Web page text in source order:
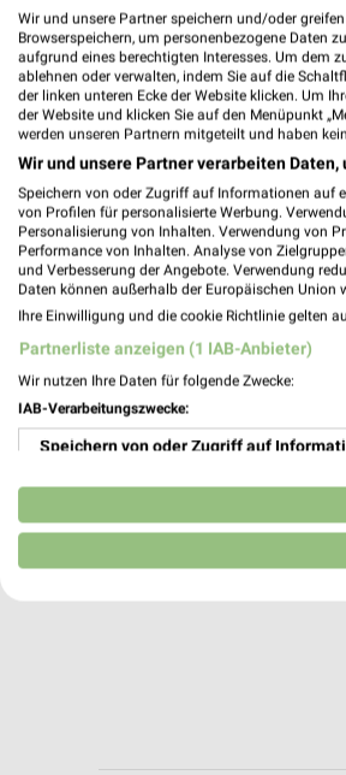
Apollo
Wunstorf,
269,70 km
Apollo Angebote
Hannover,
249,09 km
Wir und unsere Partner speichern und/oder
Browserspeichern, um personenbezogene Daten
aufgrund eines berechtigten Interesses. Um dem
ablehnen oder verwalten, indem Sie auf die
der linken unteren Ecke der Website klicken. Um
der Website und klicken Sie auf den Menüpunkt
werden unseren Partnern mitgeteilt und haben
Wir und unsere Partner verarbeiten
Speichern von oder Zugriff auf Informationen auf
von Profilen für personalisierte Werbung.
Personalisierung von Inhalten. Verwendung von
Performance von Inhalten. Analyse von
und Verbesserung der Angebote. Verwendung
Daten können außerhalb der Europäischen Union
Ihre Einwilligung und die cookie Richtlinie gelten
Partnerliste anzeigen (1 IAB-Anbieter)
Wir nutzen Ihre Daten für folgende Zwecke:
IAB-Verarbeitungszwecke:
Speichern von oder Zugriff auf
Verwendung reduzierter Daten zur
Erstellung von Profilen für